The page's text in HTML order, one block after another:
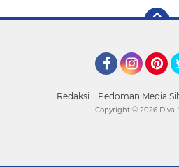
Redaksi Pedoman Media
Copyright © 2026 Diva